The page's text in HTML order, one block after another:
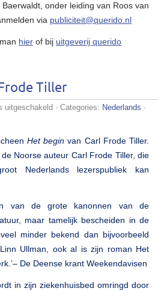
onder leiding van Roos van
via publiciteit@querido.nl
hier of bij uitgeverij querido
Tiller
uitgeschakeldvoor
Carl
Frode
Tiller
· Categories: Nederlands ·
Het begin van Carl Frode Tiller.
Noorse auteur Carl Frode Tiller, die
Nederlands lezerspubliek kan
van de grote kanonnen van de
maar tamelijk bescheiden in de
minder bekend dan bijvoorbeeld
Ullman, ook al is zijn roman Het
De Deense krant Weekendavisen
in zijn ziekenhuisbed omringd door